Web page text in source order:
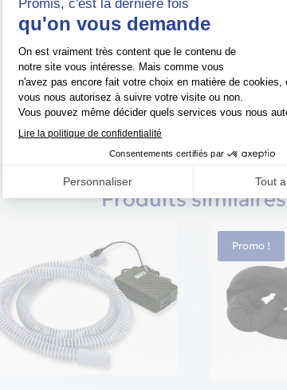
Produits similaires
Promo !